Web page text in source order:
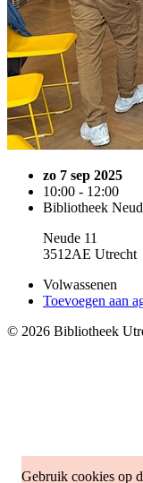
Gebruik cookies op
zo 7 sep 2025
10:00 - 12:00
Bibliotheek
Neude 11
3512AE Utrecht
Volwassenen
Toevoegen aan
© 2026 Bibliotheek